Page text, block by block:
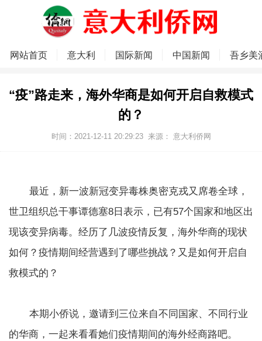
网站首页 意大利 国际新闻 中国新闻 吾乡美
“疫”路走来，海外华商是如何开启自救模式
的？
时间：2021-12-11 20:29:23 来源： 意大利侨网
最近，新一波新冠变异毒株奥密克戎又席卷全球，
世卫组织总干事谭德塞8日表示，已有57个国家和地区出
现该变异病毒。经历了几波疫情反复，海外华商的现状
如何？疫情期间经营遇到了哪些挑战？又是如何开启自
救模式的？
本期小侨说，邀请到三位来自不同国家、不同行业
的华商，一起来看看她们疫情期间的海外经商路吧。